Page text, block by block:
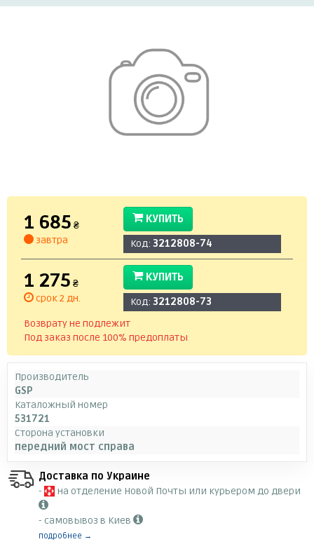
1 685 ₴
завтра
КУПИТЬ
Код: 3212808-74
1 275 ₴
срок 2 дн.
КУПИТЬ
Код: 3212808-73
Возврату не подлежит
Под заказ после 100% предоплаты
Производитель
GSP
Каталожный номер
531721
Сторона установки
передний мост справа
Доставка по Украине
-
на отделение Новой Почты или курьером до двери
- самовывоз в Киев
подробнее →